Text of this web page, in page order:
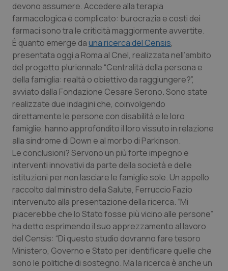
Emilia-Romagna
Friuli Venezia Giulia
Lazio
Liguria
Lombardia
Marche
Molise
Piemonte
Provincia Autonoma di Bolzano
Provincia Autonoma di Trento
Colesterolo & coronaropatie
Dermatite Atopica
Diabete & glucometri
Disturbi dell’umore
Dolore
Donna & Salute
Epatiti
HIV
Infezioni & Febbre
Ipertensione & Scompenso
devono assumere. Accedere alla terapia
farmacologica è complicato: burocrazia e costi dei
farmaci sono tra le criticità maggiormente avvertite.
È quanto emerge dauna ricerca del Censis,
presentata oggi a Roma al Cnel, realizzata nell’ambito
del progetto pluriennale “Centralità della persona e
della famiglia: realtà o obiettivo da raggiungere?”,
avviato dalla Fondazione Cesare Serono. Sono state
realizzate due indagini che, coinvolgendo
direttamente le persone con disabilità e le loro
famiglie, hanno approfondito il loro vissuto in relazione
alla sindrome di Down e al morbo di Parkinson.
Le conclusioni? Servono un più forte impegno e
interventi innovativi da parte della società e delle
istituzioni per non lasciare le famiglie sole. Un appello
raccolto dal ministro della Salute, Ferruccio Fazio
intervenuto alla presentazione della ricerca. “Mi
piacerebbe che lo Stato fosse più vicino alle persone”
ha detto esprimendo il suo apprezzamento al lavoro
del Censis: “Di questo studio dovranno fare tesoro
Ministero, Governo e Stato per identificare quelle che
sono le politiche di sostegno. Ma la ricerca è anche un